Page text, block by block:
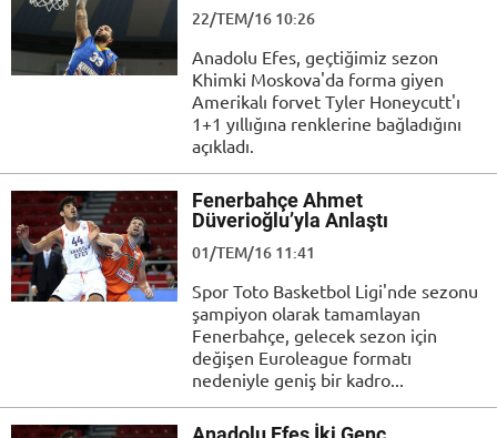
22/TEM/16 10:26
Anadolu Efes, geçtiğimiz sezon
Khimki Moskova'da forma giyen
Amerikalı forvet Tyler Honeycutt'ı
1+1 yıllığına renklerine bağladığını
açıkladı.
Fenerbahçe Ahmet
Düverioğlu’yla Anlaştı
01/TEM/16 11:41
Spor Toto Basketbol Ligi'nde sezonu
şampiyon olarak tamamlayan
Fenerbahçe, gelecek sezon için
değişen Euroleague formatı
nedeniyle geniş bir kadro...